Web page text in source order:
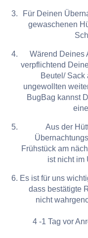
Für Deinen
gewaschenen
Wärend Deines
verpflichtend
Beutel/ Sack
ungewollten
BugBag kannst
Aus der
Frühstück am
ist nicht im
Es ist für uns
dass bestätigte
nicht
4 -1 Tag vor